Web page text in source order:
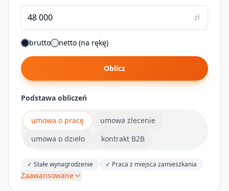
zł
brutto netto (na rękę)
Oblicz
Podstawa obliczeń
umowa o pracę
umowa zlecenie
umowa o dzieło
kontrakt B2B
✓ Stałe wynagrodzenie ✓ Praca z miejsca zamieszkania
Zaawansowane